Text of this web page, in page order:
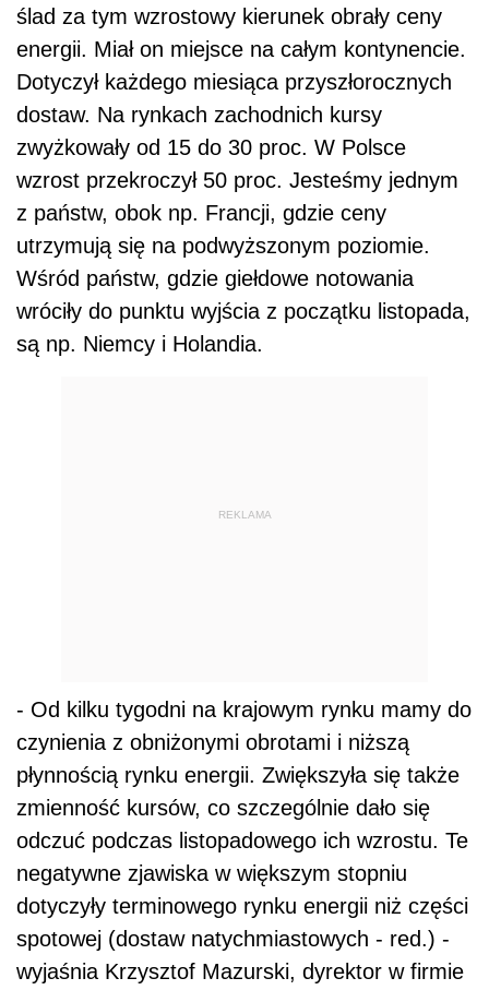
ślad za tym wzrostowy kierunek obrały ceny
energii. Miał on miejsce na całym kontynencie.
Dotyczył każdego miesiąca przyszłorocznych
dostaw. Na rynkach zachodnich kursy
zwyżkowały od 15 do 30 proc. W Polsce
wzrost przekroczył 50 proc. Jesteśmy jednym
z państw, obok np. Francji, gdzie ceny
utrzymują się na podwyższonym poziomie.
Wśród państw, gdzie giełdowe notowania
wróciły do punktu wyjścia z początku listopada,
są np. Niemcy i Holandia.
REKLAMA
- Od kilku tygodni na krajowym rynku mamy do
czynienia z obniżonymi obrotami i niższą
płynnością rynku energii. Zwiększyła się także
zmienność kursów, co szczególnie dało się
odczuć podczas listopadowego ich wzrostu. Te
negatywne zjawiska w większym stopniu
dotyczyły terminowego rynku energii niż części
spotowej (dostaw natychmiastowych - red.) -
wyjaśnia Krzysztof Mazurski, dyrektor w firmie